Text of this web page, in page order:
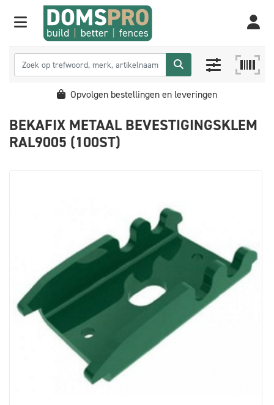
Opvolgen bestellingen en leveringen
BEKAFIX METAAL BEVESTIGINGSKLEM
RAL9005 (100ST)